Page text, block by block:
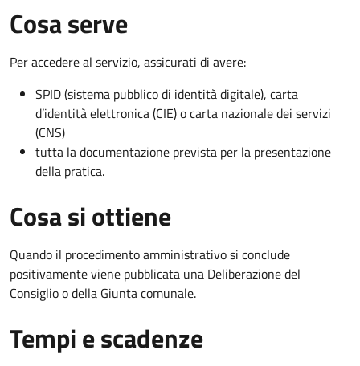
Cosa serve
Per accedere al servizio, assicurati di avere:
SPID (sistema pubblico di identità digitale), carta
d’identità elettronica (CIE) o carta nazionale dei servizi
(CNS)
tutta la documentazione prevista per la presentazione
della pratica.
Cosa si ottiene
Quando il procedimento amministrativo si conclude
positivamente viene pubblicata una Deliberazione del
Consiglio o della Giunta comunale.
Tempi e scadenze